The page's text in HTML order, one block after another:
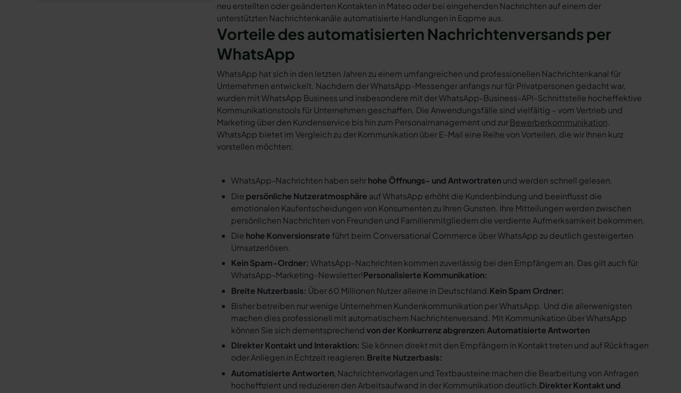
neu erstellten oder geänderten Kontakten in Mateo oder bei eingehenden Nachrichten auf einem der
unterstützten Nachrichtenkanäle automatisierte Handlungen in Eqpme aus.
Vorteile des automatisierten Nachrichtenversands per
WhatsApp
WhatsApp hat sich in den letzten Jahren zu einem umfangreichen und professionellen Nachrichtenkanal für
Unternehmen entwickelt. Nachdem der WhatsApp-Messenger anfangs nur für Privatpersonen gedacht war,
wurden mit WhatsApp Business und insbesondere mit der WhatsApp-Business-API-Schnittstelle hocheffektive
Kommunikationstools für Unternehmen geschaffen. Die Anwendungsfälle sind vielfältig – vom Vertrieb und
Marketing über den Kundenservice bis hin zum Personalmanagement und zurBewerberkommunikation.
WhatsApp bietet im Vergleich zu der Kommunikation über E-Mail eine Reihe von Vorteilen, die wir Ihnen kurz
vorstellen möchten:
WhatsApp-Nachrichten haben sehrhohe Öffnungs- und Antwortratenund werden schnell gelesen.
Die persönliche Nutzeratmosphäre auf WhatsApp erhöht die Kundenbindung und beeinflusst die
emotionalen Kaufentscheidungen von Konsumenten zu Ihren Gunsten. Ihre Mitteilungen werden zwischen
persönlichen Nachrichten von Freunden und Familienmitgliedern die verdiente Aufmerksamkeit bekommen.
Die hohe Konversionsrate führt beim Conversational Commerce über WhatsApp zu deutlich gesteigerten
Umsatzerlösen.
Kein Spam-Ordner: WhatsApp-Nachrichten kommen zuverlässig bei den Empfängern an. Das gilt auch für
WhatsApp-Marketing-Newsletter!Personalisierte Kommunikation:
Breite Nutzerbasis: Über 60 Millionen Nutzer alleine in Deutschland.Kein Spam Ordner:
Bisher betreiben nur wenige Unternehmen Kundenkommunikation per WhatsApp. Und die allerwenigsten
machen dies professionell mit automatischem Nachrichtenversand. Mit Kommunikation über WhatsApp
können Sie sich dementsprechendvon der Konkurrenz abgrenzen.Automatisierte Antworten
Direkter Kontakt und Interaktion: Sie können direkt mit den Empfängern in Kontakt treten und auf Rückfragen
oder Anliegen in Echtzeit reagieren.Breite Nutzerbasis:
Automatisierte Antworten, Nachrichtenvorlagen und Textbausteine machen die Bearbeitung von Anfragen
hocheffizient und reduzieren den Arbeitsaufwand in der Kommunikation deutlich.Direkter Kontakt und